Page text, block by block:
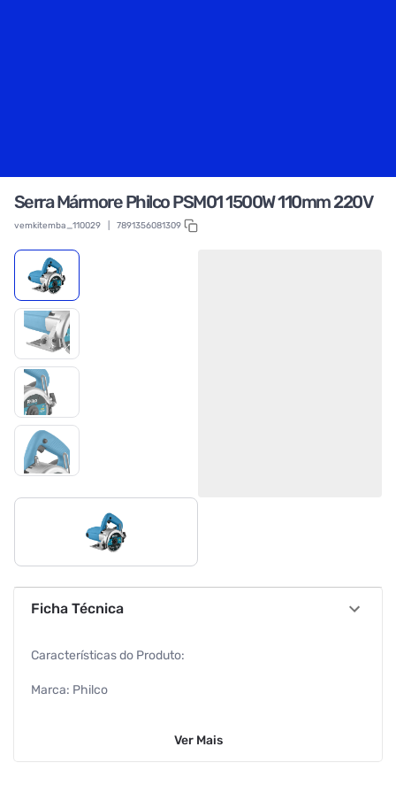
Serra Mármore Philco PSM01 1500W 110mm 220V
vemkitemba_110029 7891356081309
Ficha Técnica
Características do Produto:
Marca: Philco
Ver Mais